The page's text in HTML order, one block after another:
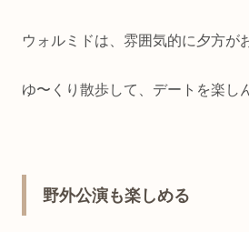
ウォルミドは、雰囲気的に夕方が
ゆ〜くり散歩して、デートを楽し
野外公演も楽しめる